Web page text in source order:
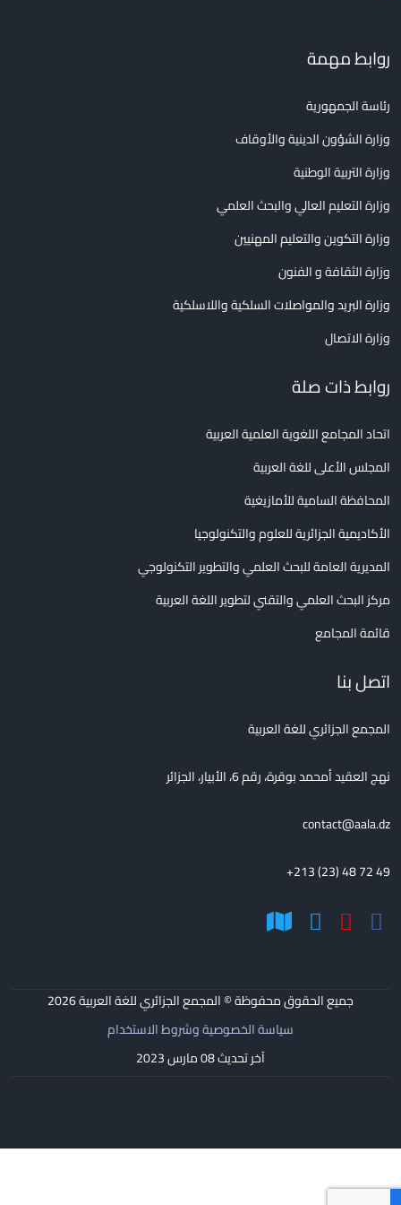
روابط مهمة
رئاسة الجمهورية
وزارة الشؤون الدينية والأوقاف
وزارة التربية الوطنية
وزارة التعليم العالي والبحث العلمي
وزارة التكوين والتعليم المهنيين
وزارة الثقافة و الفنون
وزارة البريد والمواصلات السلكية واللاسلكية
وزارة الاتصال
روابط ذات صلة
اتحاد المجامع اللغوية العلمية العربية
المجلس الأعلى للغة العربية
المحافظة السامية للأمازيغية
الأكاديمية الجزائرية للعلوم والتكنولوجيا
المديرية العامة للبحث العلمي والتطوير التكنولوجي
مركز البحث العلمي والتقني لتطوير اللغة العربية
قائمة المجامع
اتصل بنا
المجمع الجزائري للغة العربية
نهج العقيد أمحمد بوقرة، رقم 6، الأبيار، الجزائر
contact@aala.dz
+213 (23) 48 72 49
جميع الحقوق محفوظة © المجمع الجزائري للغة العربية2026
سياسة الخصوصية وشروط الاستخدام
آخر تحديث 08 مارس 2023